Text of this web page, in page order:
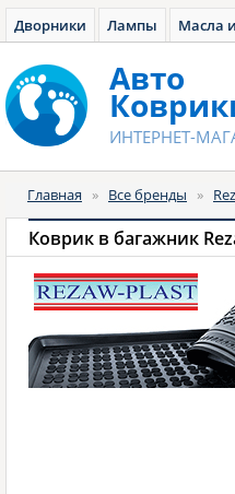
Дворники Лампы Масла
Авто
ИНТЕРНЕТ-
Главная » Все бренды »
Коврик в багажник